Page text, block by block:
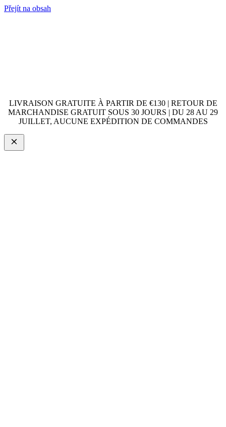
Přejít na obsah
LIVRAISON GRATUITE À PARTIR DE €130 | RETOUR DE
MARCHANDISE GRATUIT SOUS 30 JOURS | DU 28 AU 29
JUILLET, AUCUNE EXPÉDITION DE COMMANDES